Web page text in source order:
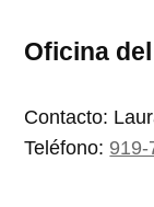
Oficina
Contacto:
Teléfono: 919-